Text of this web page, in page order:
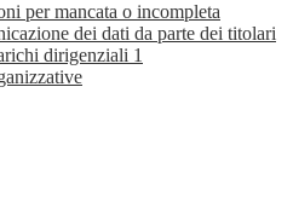
per mancata o incompleta
dei dati da parte dei titolari
dirigenziali 1